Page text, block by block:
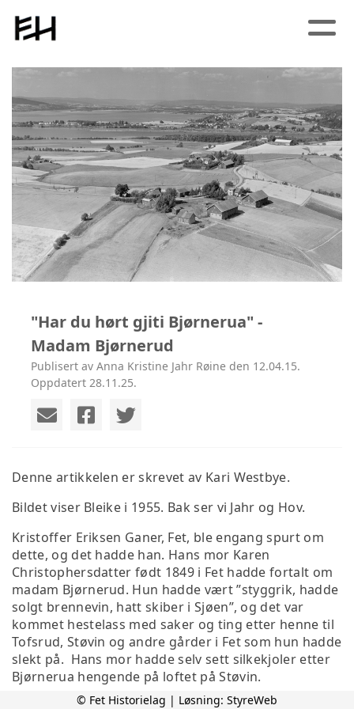
"Har du hørt gjiti Bjørnerua" -
Madam Bjørnerud
Publisert av Anna Kristine Jahr Røine den 12.04.15.
Oppdatert 28.11.25.
Denne artikkelen er skrevet av Kari Westbye.
Bildet viser Bleike i 1955. Bak ser vi Jahr og Hov.
Kristoffer Eriksen Ganer, Fet, ble engang spurt om
dette, og det hadde han. Hans mor Karen
Christophersdatter født 1849 i Fet hadde fortalt om
madam Bjørnerud. Hun hadde vært ”styggrik, hadde
solgt brennevin, hatt skiber i Sjøen”, og det var
kommet hestelass med saker og ting etter henne til
Tofsrud, Støvin og andre gårder i Fet som hun hadde
slekt på. Hans mor hadde selv sett silkekjoler etter
Bjørnerua hengende på loftet på Støvin.
© Fet Historielag | Løsning: StyreWeb